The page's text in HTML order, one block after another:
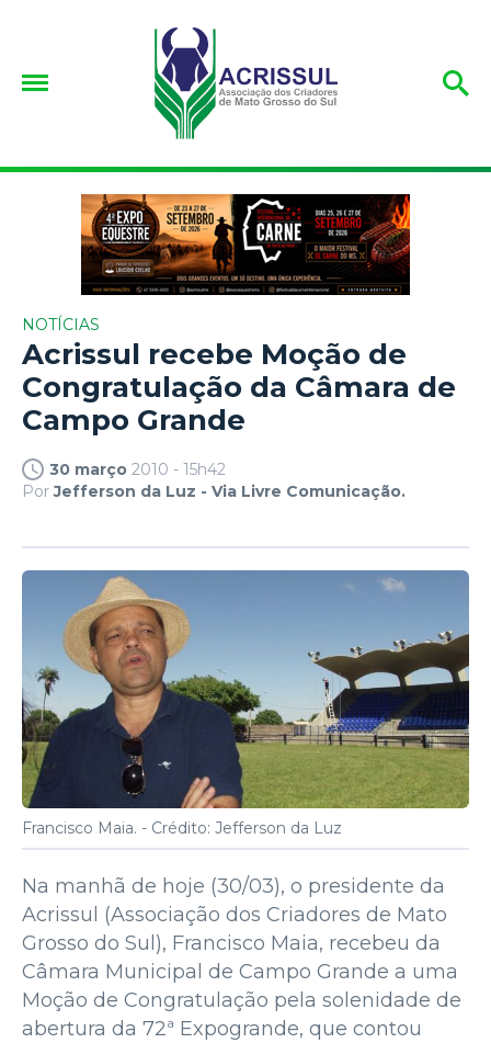
NOTÍCIAS
Acrissul recebe Moção de
Congratulação da Câmara de
Campo Grande
30 março 2010 - 15h42
PorJefferson da Luz - Via Livre Comunicação.
Francisco Maia. - Crédito: Jefferson da Luz
Na manhã de hoje (30/03), o presidente da
Acrissul (Associação dos Criadores de Mato
Grosso do Sul), Francisco Maia, recebeu da
Câmara Municipal de Campo Grande a uma
Moção de Congratulação pela solenidade de
abertura da 72ª Expogrande, que contou